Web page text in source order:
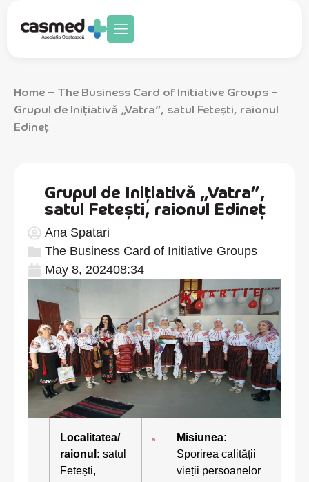
Home – The Business Card of Initiative Groups –
Grupul de Inițiativă „Vatra”, satul Fetești, raionul
Edineț
Grupul de Inițiativă „Vatra”,
satul Fetești, raionul Edineț
Ana Spatari
The Business Card of Initiative Groups
May 8, 202408:34
Localitatea/
raionul: satul
Fetești,
Misiunea:
Sporirea calității
vieții persoanelor